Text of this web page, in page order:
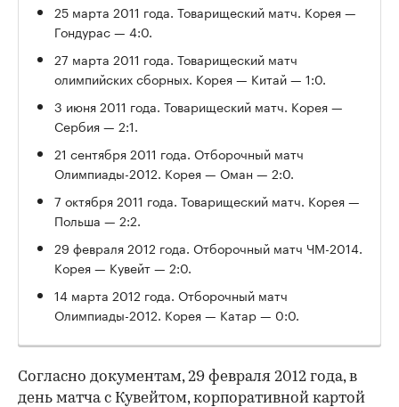
25 марта 2011 года. Товарищеский матч. Корея —
Гондурас — 4:0.
27 марта 2011 года. Товарищеский матч
олимпийских сборных. Корея — Китай — 1:0.
3 июня 2011 года. Товарищеский матч. Корея —
Сербия — 2:1.
21 сентября 2011 года. Отборочный матч
Олимпиады-2012. Корея — Оман — 2:0.
7 октября 2011 года. Товарищеский матч. Корея —
Польша — 2:2.
29 февраля 2012 года. Отборочный матч ЧМ-2014.
Корея — Кувейт — 2:0.
14 марта 2012 года. Отборочный матч
Олимпиады-2012. Корея — Катар — 0:0.
Согласно документам, 29 февраля 2012 года, в
день матча с Кувейтом, корпоративной картой